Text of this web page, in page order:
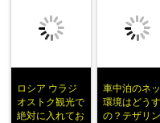
ロシア ウラジ
オストク観光で
絶対に入れてお
車中泊のネ
環境はどう
の？テザリン